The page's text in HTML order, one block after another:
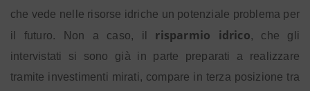
che vede nelle risorse idriche un potenziale problema per
il futuro. Non a caso, il risparmio idrico, che gli
intervistati si sono già in parte preparati a realizzare
tramite investimenti mirati, compare in terza posizione tra